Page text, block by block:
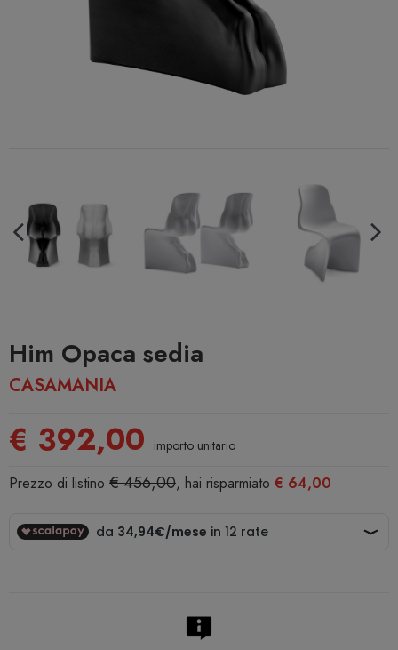
Him Opaca sedia
CASAMANIA
€ 392,00 importo unitario
Prezzo di listino € 456,00, hai risparmiato € 64,00